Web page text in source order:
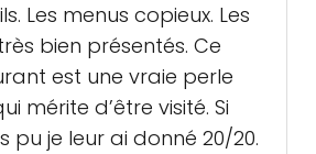
Les menus copieux. Les
bien présentés. Ce
est une vraie perle
mérite d’être visité. Si
pu je leur ai donné 20/20.